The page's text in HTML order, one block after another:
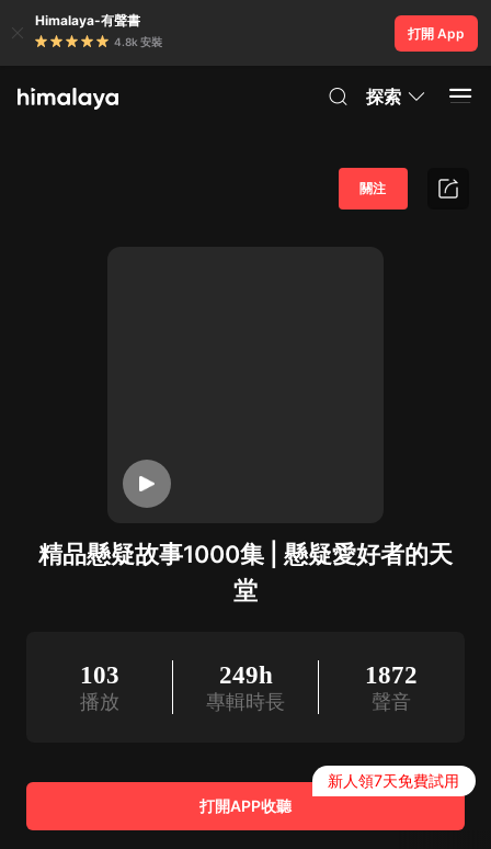
Himalaya-有聲書
4.8k 安裝
打開 App
探索
精品懸疑故事1000集 | 懸疑愛好者的天
堂
關注
103
播放
249h
專輯時長
1872
聲音
打開APP收聽
新人領7天免費試用